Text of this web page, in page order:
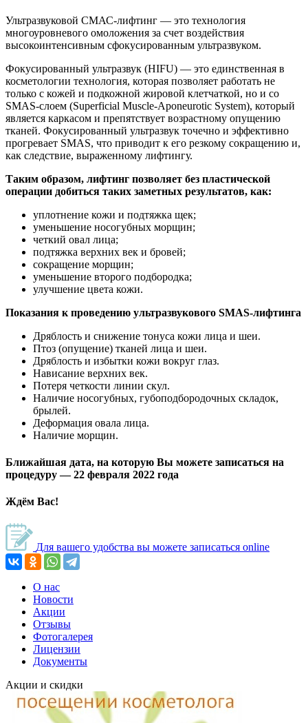
Ультразвуковой СМАС-лифтинг — это технология
многоуровневого омоложения за счет воздействия
высокоинтенсивным сфокусированным ультразвуком.
Фокусированный ультразвук (HIFU) — это единственная в
косметологии технология, которая позволяет работать не
только с кожей и подкожной жировой клетчаткой, но и со
SMAS-слоем (Superficial Muscle-Aponeurotic System), который
является каркасом и препятствует возрастному опущению
тканей. Фокусированный ультразвук точечно и эффективно
прогревает SMAS, что приводит к его резкому сокращению и,
как следствие, выраженному лифтингу.
Таким образом, лифтинг позволяет без пластической
операции добиться таких заметных результатов, как:
уплотнение кожи и подтяжка щек;
уменьшение носогубных морщин;
четкий овал лица;
подтяжка верхних век и бровей;
сокращение морщин;
уменьшение второго подбородка;
улучшение цвета кожи.
Показания к проведению ультразвукового SMAS-лифтинга
Дряблость и снижение тонуса кожи лица и шеи.
Птоз (опущение) тканей лица и шеи.
Дряблость и избытки кожи вокруг глаз.
Нависание верхних век.
Потеря четкости линии скул.
Наличие носогубных, губоподбородочных складок,
брылей.
Деформация овала лица.
Наличие морщин.
Ближайшая дата, на которую Вы можете записаться на
процедуру —22 февраля 2022 года
Ждём Вас!
Для вашего удобства вы можете записаться online
О нас
Новости
Акции
Отзывы
Фотогалерея
Лицензии
Документы
Акции и скидки